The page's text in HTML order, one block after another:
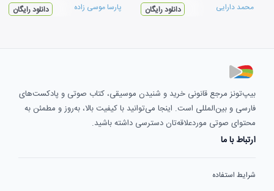
محمد دارایی دانلود رایگان پارسا موسی زاده دانلود رایگان
بیپ‌تونز مرجع قانونی خرید و شنیدن موسیقی، کتاب صوتی و پادکست‌های
فارسی و بین‌المللی است. اینجا می‌توانید با کیفیت بالا، به‌روز و مطمئن به
محتوای صوتی موردعلاقه‌تان دسترسی داشته باشید.
ارتباط با ما
شرایط استفاده